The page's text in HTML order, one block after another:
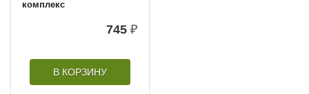
комплекс
745 ₽
В КОРЗИНУ